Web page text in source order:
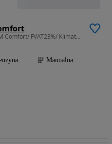
1498 cm3 • 106 KM • 1,5 VTi 106 KM Comfort/ FVAT23%/ Klimatyzacja
Manualna